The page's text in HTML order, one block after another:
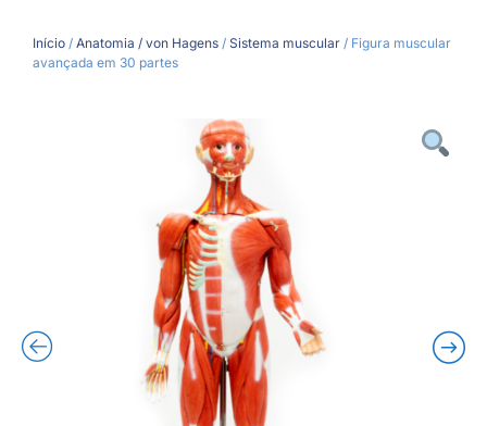
Início / Anatomia / von Hagens / Sistema muscular / Figura muscular
avançada em 30 partes